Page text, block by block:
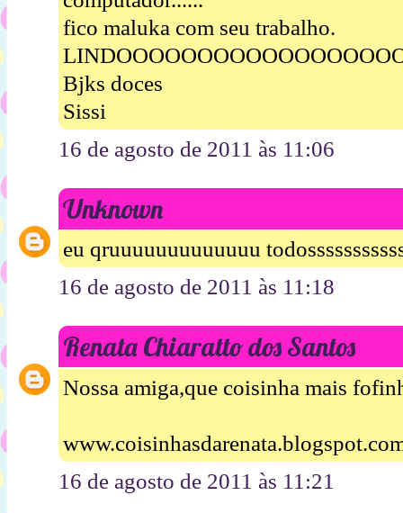
fico maluka com seu trabalho.
Bjks doces
Sissi
16 de agosto de 2011 às 11:06
Unknown
eu qruuuuuuuuuuuuu
16 de agosto de 2011 às 11:18
Renata Chiaratto dos Santos
Nossa amiga,que coisinha mais
16 de agosto de 2011 às 11:21